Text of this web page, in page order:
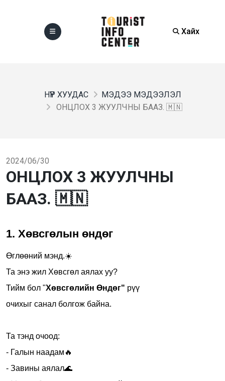
Хайх
НҮҮР ХУУДАС
МЭДЭЭ МЭДЭЭЛЭЛ
ОНЦЛОХ 3 ЖУУЛЧНЫ БААЗ. 🇲🇳
2024/06/30
ОНЦЛОХ 3 ЖУУЛЧНЫ
БААЗ. 🇲🇳
1. Хөвсгөлын өндөг
Өглөөний мэнд.☀️
Та энэ жил Хөвсгөл аялах уу?
Тийм бол "Хөвсгөлийн Өндөг" рүү
очихыг санал болгож байна.
Та тэнд очоод:
- Галын наадам🔥
- Завины аялал🌊